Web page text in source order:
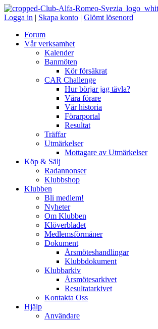
Logga in | Skapa konto | Glömt lösenord
Forum
Vår verksamhet
Kalender
Banmöten
Kör försäkrat
CAR Challenge
Hur börjar jag tävla?
Våra förare
Vår historia
Förarportal
Resultat
Träffar
Utmärkelser
Mottagare av Utmärkelser
Köp & Sälj
Radannonser
Klubbshop
Klubben
Bli medlem!
Nyheter
Om Klubben
Klöverbladet
Medlemsförmåner
Dokument
Årsmöteshandlingar
Klubbdokument
Klubbarkiv
Årsmötesarkivet
Resultatarkivet
Kontakta Oss
Hjälp
Användare